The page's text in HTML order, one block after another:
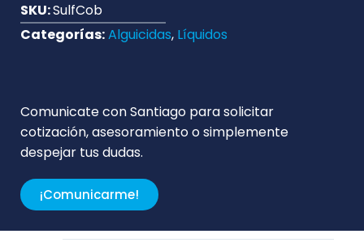
SKU:SulfCob
Categorías:Alguicidas, Líquidos
Comunicate con Santiago para solicitar
cotización, asesoramiento o simplemente
despejar tus dudas.
¡Comunicarme!